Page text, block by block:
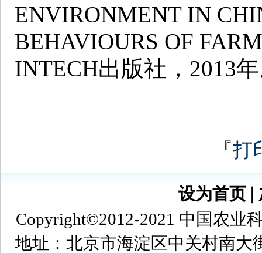
ENVIRONMENT IN
BEHAVIOURS OF
INTECH出版社，2013
『打
设为首页
Copyright©2012-2021 中国农业
地址：北京市海淀区中关村南大